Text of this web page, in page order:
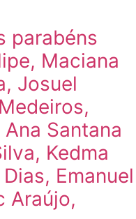
parabéns
Maciana
Josuel
Santana
Kedma
Emanuel
Araújo,